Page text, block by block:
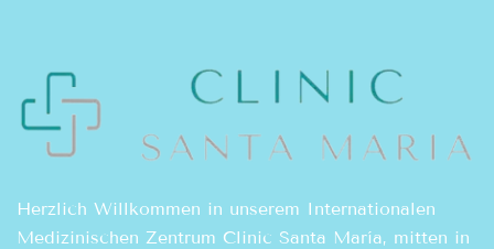
Herzlich Willkommen in unserem Internationalen
Medizinischen Zentrum Clinic Santa María, mitten in